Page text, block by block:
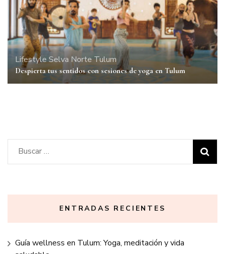
LifestyleSelva NorteTulum
Despierta tus sentidos con sesiones de yoga en Tulum
Buscar:
ENTRADAS RECIENTES
Guía wellness en Tulum: Yoga, meditación y vida